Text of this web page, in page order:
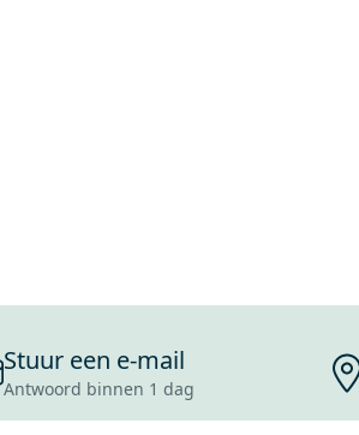
Stuur een e-mail
Antwoord binnen 1 dag